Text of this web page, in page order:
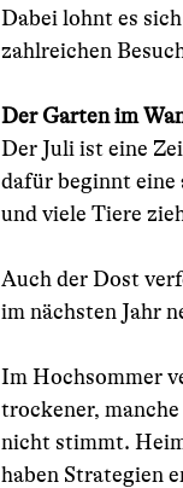
Dabei lohnt es
zahlreichen
Der Garten im
Der Juli ist eine
dafür beginnt eine
und viele Tiere
Auch der Dost
im nächsten Jahr
Im Hochsommer
trockener,
nicht stimmt.
haben Strategien